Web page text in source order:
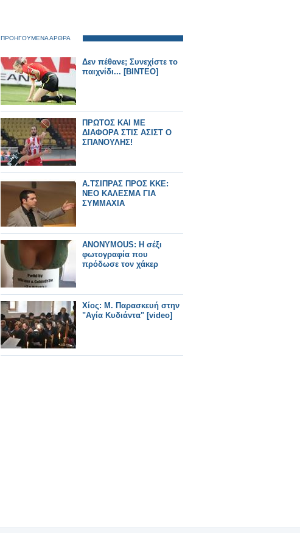
ΠΡΟΗΓΟΥΜΕΝΑ ΑΡΘΡΑ
Δεν πέθανε; Συνεχίστε το
παιχνίδι... [ΒΙΝΤΕΟ]
ΠΡΩΤΟΣ ΚΑΙ ΜΕ
ΔΙΑΦΟΡΑ ΣΤΙΣ ΑΣΙΣΤ Ο
ΣΠΑΝΟΥΛΗΣ!
Α.ΤΣΙΠΡΑΣ ΠΡΟΣ ΚΚΕ:
ΝΕΟ ΚΑΛΕΣΜΑ ΓΙΑ
ΣΥΜΜΑΧΙΑ
ΑΝΟΝΥΜΟUS: Η σέξι
φωτογραφία που
πρόδωσε τον χάκερ
Χίος: Μ. Παρασκευή στην
"Αγία Κυδιάντα" [video]